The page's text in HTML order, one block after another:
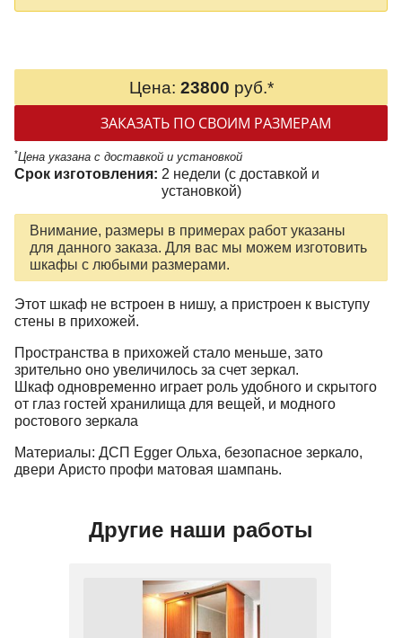
Цена: 23800 руб.*
ЗАКАЗАТЬ ПО СВОИМ РАЗМЕРАМ
*Цена указана с доставкой и установкой
Срок изготовления: 2 недели (с доставкой и
установкой)
Внимание, размеры в примерах работ указаны
для данного заказа. Для вас мы можем изготовить
шкафы с любыми размерами.
Этот шкаф не встроен в нишу, а пристроен к выступу
стены в прихожей.
Пространства в прихожей стало меньше, зато
зрительно оно увеличилось за счет зеркал.
Шкаф одновременно играет роль удобного и скрытого
от глаз гостей хранилища для вещей, и модного
ростового зеркала
Материалы: ДСП Egger Ольха, безопасное зеркало,
двери Аристо профи матовая шампань.
Другие наши работы